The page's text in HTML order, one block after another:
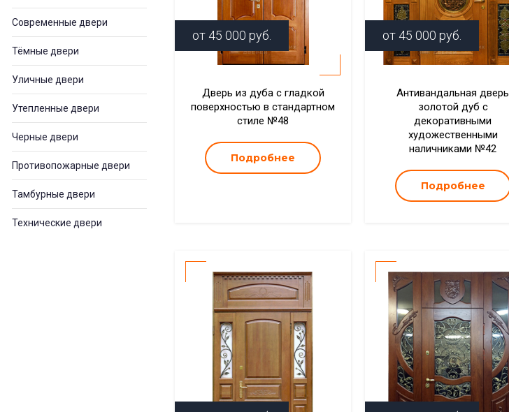
Современные двери
Тёмные двери
Уличные двери
Утепленные двери
Черные двери
Противопожарные двери
Тамбурные двери
Технические двери
от 45 000 руб.
Дверь из дуба с гладкой
поверхностью в стандартном
стиле №48
Подробнее
от 45 000 руб.
Антивандальная дверь
золотой дуб с
декоративными
художественными
наличниками №42
Подробнее